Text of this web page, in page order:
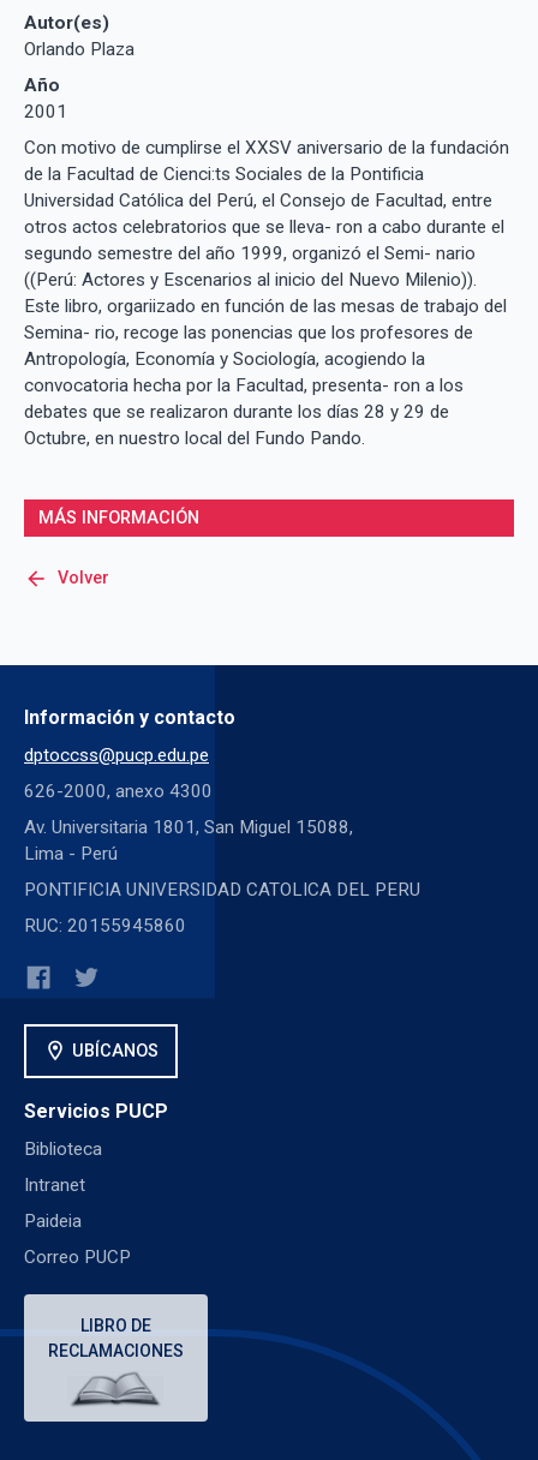
Autor(es)
Orlando Plaza
Año
2001
Con motivo de cumplirse el XXSV aniversario de la fundación
de la Facultad de Cienci:ts Sociales de la Pontificia
Universidad Católica del Perú, el Consejo de Facultad, entre
otros actos celebratorios que se lleva- ron a cabo durante el
segundo semestre del año 1999, organizó el Semi- nario
((Perú: Actores y Escenarios al inicio del Nuevo Milenio)).
Este libro, orgariizado en función de las mesas de trabajo del
Semina- rio, recoge las ponencias que los profesores de
Antropología, Economía y Sociología, acogiendo la
convocatoria hecha por la Facultad, presenta- ron a los
debates que se realizaron durante los días 28 y 29 de
Octubre, en nuestro local del Fundo Pando.
MÁS INFORMACIÓN
arrow_back Volver
Información y contacto
dptoccss@pucp.edu.pe
626-2000, anexo 4300
Av. Universitaria 1801, San Miguel 15088,
Lima - Perú
PONTIFICIA UNIVERSIDAD CATOLICA DEL PERU
RUC: 20155945860
location_on UBÍCANOS
Servicios PUCP
Biblioteca
Intranet
Paideia
Correo PUCP
LIBRO DE
RECLAMACIONES